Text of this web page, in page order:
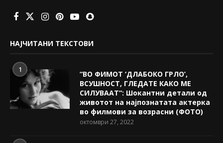
НАЈЧИТАНИ ТЕКСТОВИ
1
“ВО ФИМОТ ‘ДЛАБОКО ГРЛО’,
ВСУШНОСТ, ГЛЕДАТЕ КАКО МЕ
СИЛУВААТ“: Шокантни детали од
животот на најпознатата актерка
во филмови за возрасни (ФОТО)
октомври 27, 2022